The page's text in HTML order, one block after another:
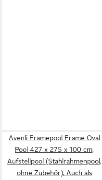
Avenli Framepool Frame Oval
Pool 427 x 275 x 100 cm,
Aufstellpool (Stahlrahmenpool,
ohne Zubehör), Auch als